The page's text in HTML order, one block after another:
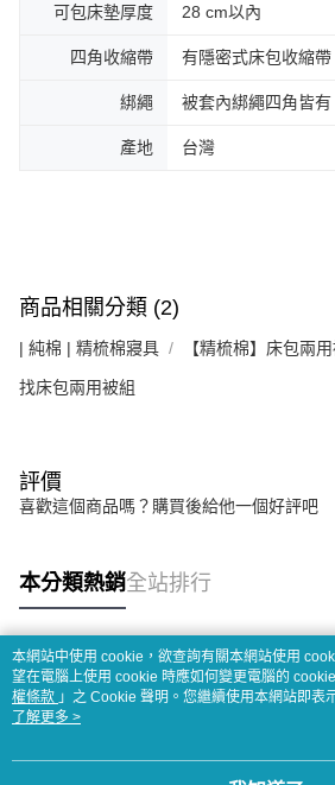
可包床墊厚度 28 cm以內
四角收縮帶 有隱密式床包收縮帶
綁繩 被套內綁繩四角皆有
產地 台灣
商品相關分類 (2)
| 純棉 | 精梳棉寢具 【精梳棉】床包兩
找床包兩用被組
評價
喜歡這個商品嗎？購買後給他一個好評吧
本分類熱銷全站排行
熱門標籤
本網站中使用 cookie，欲查詢有關本網站使用
望在電腦上使用 cookie 時應如何變更電腦的
權條款 」之 Cookie 聲明。您繼續使用本網站即表
用條款之 Cookie 聲明使用 cookie。
了解更多 >